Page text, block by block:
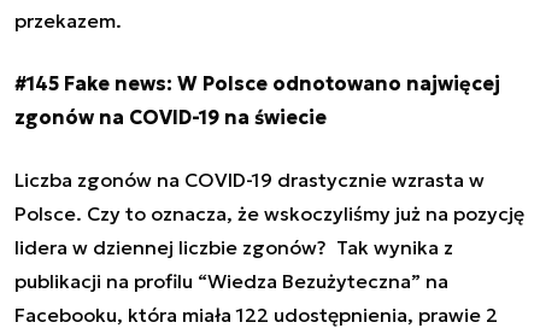
przekazem.
#145 Fake news: W Polsce odnotowano najwięcej
zgonów na COVID-19 na świecie
Liczba zgonów na COVID-19 drastycznie wzrasta w
Polsce. Czy to oznacza, że wskoczyliśmy już na pozycję
lidera w dziennej liczbie zgonów? Tak wynika z
publikacji na profilu “Wiedza Bezużyteczna” na
Facebooku, która miała 122 udostępnienia, prawie 2